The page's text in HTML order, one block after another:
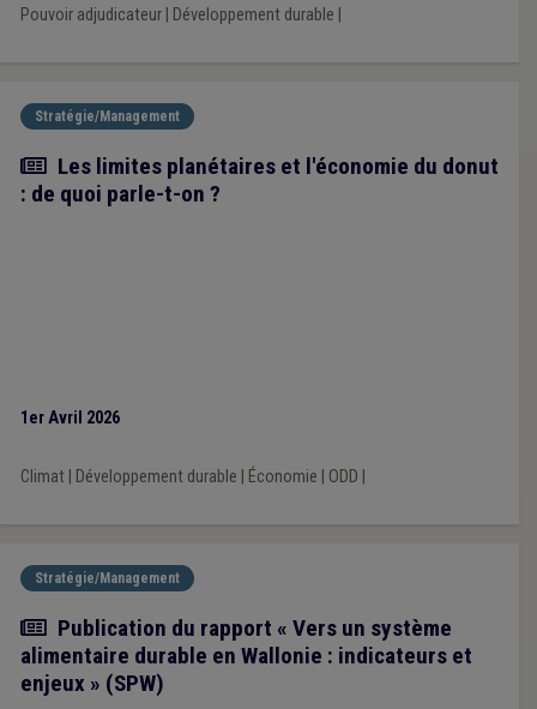
Pouvoir adjudicateur| Développement durable
Stratégie/Management
Article
Les limites planétaires et l'économie du donut
: de quoi parle-t-on ?
1er Avril 2026
Climat| Développement durable Économie ODD
Stratégie/Management
Actualité
Publication du rapport « Vers un système
alimentaire durable en Wallonie : indicateurs et
enjeux » (SPW)